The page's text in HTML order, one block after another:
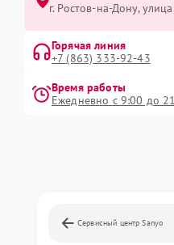
г. Ростов-на-Дону,
Горячая линия
+7 (863) 333-92-43
Время работы
Ежедневно с 9:00 до
Сервисный центр Sanyo